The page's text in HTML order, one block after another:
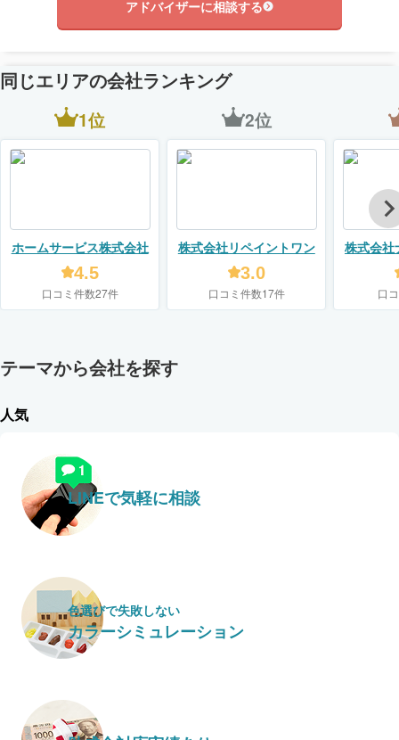
アドバイザーに相談する
同じエリアの会社ランキング
1位
ホームサービス株式会社
4.5
口コミ件数27件
2位
株式会社リペイントワン
3.0
口コミ件数17件
株式会社
口
テーマから会社を探す
人気
LINEで気軽に相談
色選びで失敗しない
カラーシミュレーション